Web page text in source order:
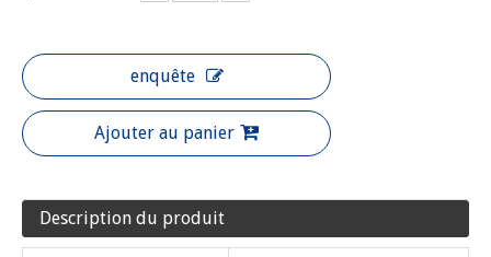
enquête
Ajouter au panier
Description du produit